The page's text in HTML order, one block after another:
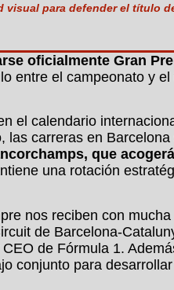
para defender el título
oficialmente Gran
entre el campeonato y
el calendario
las carreras en Barcelona
que
una rotación
nos reciben con
de Barcelona-
de Fórmula 1.
conjunto para